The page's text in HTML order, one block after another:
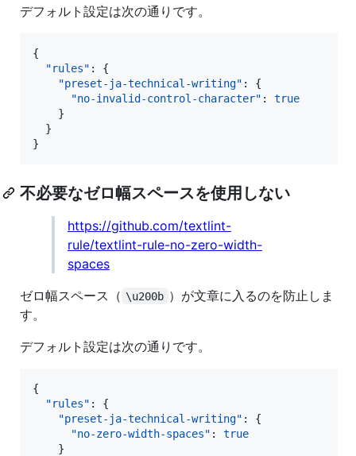
デフォルト設定は次の通りです。
{
"rules" : {
"preset-ja-technical-writing" : {
"no-invalid-control-character" : true
    }
  }
}
不必要なゼロ幅スペースを使用しない
https://github.com/textlint-
rule/textlint-rule-no-zero-width-
spaces
ゼロ幅スペース（ \u200b ）が文章に入るのを防止しま
す。
デフォルト設定は次の通りです。
{
"rules" : {
"preset-ja-technical-writing" : {
"no-zero-width-spaces" : true
    }